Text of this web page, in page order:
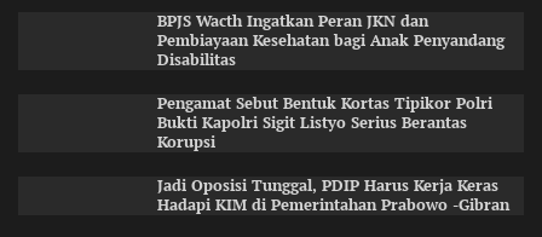
BPJS Wacth Ingatkan Peran JKN dan
Pembiayaan Kesehatan bagi Anak Penyandang
Disabilitas
Pengamat Sebut Bentuk Kortas Tipikor Polri
Bukti Kapolri Sigit Listyo Serius Berantas
Korupsi
Jadi Oposisi Tunggal, PDIP Harus Kerja Keras
Hadapi KIM di Pemerintahan Prabowo -Gibran